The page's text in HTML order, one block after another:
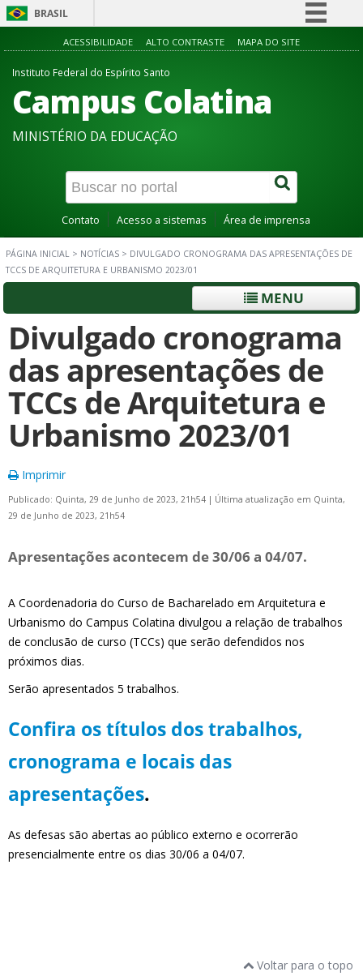
BRASIL
Simplifique!
Acesso à informação
Canais
ACESSIBILIDADE ALTO CONTRASTE MAPA DO SITE
Instituto Federal do Espírito Santo
Campus Colatina
MINISTÉRIO DA EDUCAÇÃO
Contato Acesso a sistemas Área de imprensa
PÁGINA INICIAL > NOTÍCIAS > DIVULGADO CRONOGRAMA DAS APRESENTAÇÕES DE
TCCS DE ARQUITETURA E URBANISMO 2023/01
MENU
Divulgado cronograma
das apresentações de
TCCs de Arquitetura e
Urbanismo 2023/01
Imprimir
Publicado: Quinta, 29 de Junho de 2023, 21h54 | Última atualização em Quinta,
29 de Junho de 2023, 21h54
Apresentações acontecem de 30/06 a 04/07.
A Coordenadoria do Curso de Bacharelado em Arquitetura e
Urbanismo do Campus Colatina divulgou a relação de trabalhos
de conclusão de curso (TCCs) que serão defendidos nos
próximos dias.
Serão apresentados 5 trabalhos.
Confira os títulos dos trabalhos,
cronograma e locais das
apresentações.
As defesas são abertas ao público externo e ocorrerão
presencialmente entre os dias 30/06 a 04/07.
Voltar para o topo